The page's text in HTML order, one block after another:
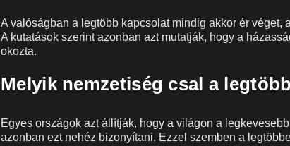
A valóságban a legtöbb kapcsolat mindig akkor ér véget,
A kutatások szerint azonban azt mutatják, hogy a
okozta.
Melyik nemzetiség csal a
Egyes országok azt állítják, hogy a világon a
azonban ezt nehéz bizonyítani. Ezzel szemben a